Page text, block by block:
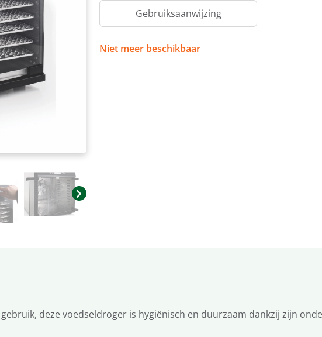
Gebruiksaanwijzing
Niet meer beschikbaar
deze voedseldroger is hygiënisch en duurzaam dankzij zijn